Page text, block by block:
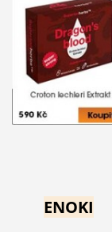
ENOKI